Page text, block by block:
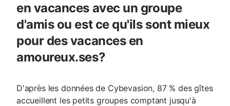
en vacances avec un groupe
d'amis ou est ce qu'ils sont mieux
pour des vacances en
amoureux.ses?
D'après les données de Cybevasion, 87 % des gîtes
accueillent les petits groupes comptant jusqu'à